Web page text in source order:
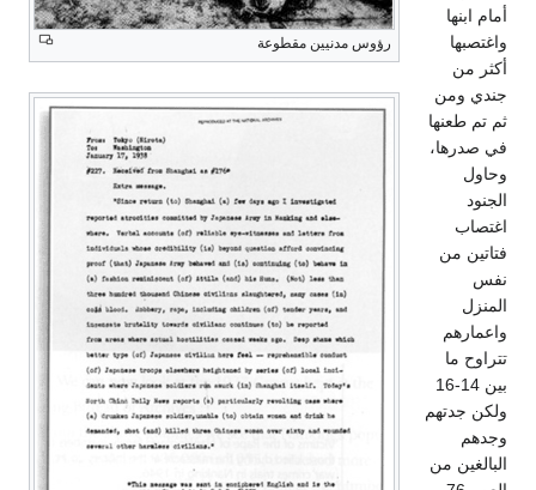
رؤوس مدنيين مقطوعة
أمام ابنها
واغتصبها
أكثر من
جندي ومن
ثم تم طعنها
في صدرها،
وحاول
الجنود
اغتصاب
فتاتين من
نفس
المنزل
واعمارهم
تتراوح ما
بين 14-16
ولكن جدتهم
وجدهم
البالغين من